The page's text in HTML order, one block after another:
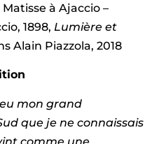
à Ajaccio –
1898, Lumière et
Alain Piazzola, 2018
eu mon grand
que je ne connaissais